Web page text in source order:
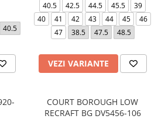
40.5
40.5 42.5 44.5 45.5
39
40
41 42 43 44 45
46
47
38.5 47.5 48.5
VEZI VARIANTE
COURT BOROUGH LOW
RECRAFT BG DV5456-106